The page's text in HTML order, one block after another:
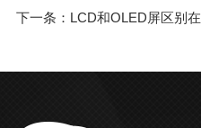
下一条：LCD和OLED屏区别